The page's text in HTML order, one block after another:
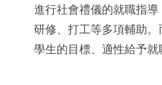
進行社會禮儀的就職指
研修、打工等多項輔助
學生的目標、適性給予就